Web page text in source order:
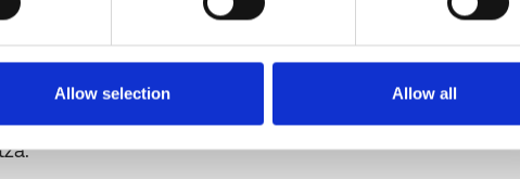
Allow selection Allow all
una plataforma DEX pot millorar la comunicació,